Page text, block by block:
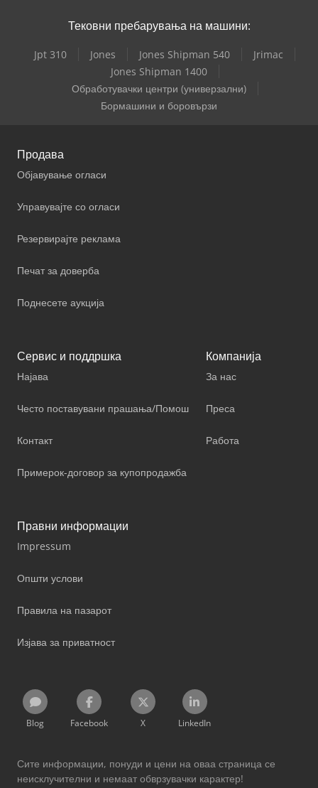
Тековни пребарувања на машини:
Jpt 310 Jones Jones Shipman 540
Jrimac
Jones Shipman 1400
Обработувачки центри (универзални)
Бормашини и боровързи
Продава
Објавување огласи
Управувајте со огласи
Резервирајте реклама
Печат за доверба
Поднесете аукција
Сервис и поддршка
Најава
Често поставувани прашања/Помош
Контакт
Примерок-договор за купопродажба
Компанија
За нас
Преса
Работа
Правни информации
Impressum
Општи услови
Правила на пазарот
Изјава за приватност
Blog Facebook X LinkedIn
Сите информации, понуди и цени на оваа страница се
неисклучителни и немаат обврзувачки карактер!